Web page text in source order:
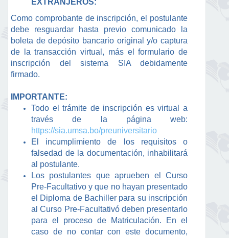
EXTRANJEROS:
Como comprobante de inscripción, el postulante
debe resguardar hasta previo comunicado la
boleta de depósito bancario original y/o captura
de la transacción virtual, más el formulario de
inscripción del sistema SIA debidamente
firmado.
IMPORTANTE:
Todo el trámite de inscripción es virtual a
través de la página web:
https://sia.umsa.bo/preuniversitario
El incumplimiento de los requisitos o
falsedad de la documentación, inhabilitará
al postulante.
Los postulantes que aprueben el Curso
Pre-Facultativo y que no hayan presentado
el Diploma de Bachiller para su inscripción
al Curso Pre-Facultativó deben presentarlo
para el proceso de Matriculación. En el
caso de no contar con este documento,